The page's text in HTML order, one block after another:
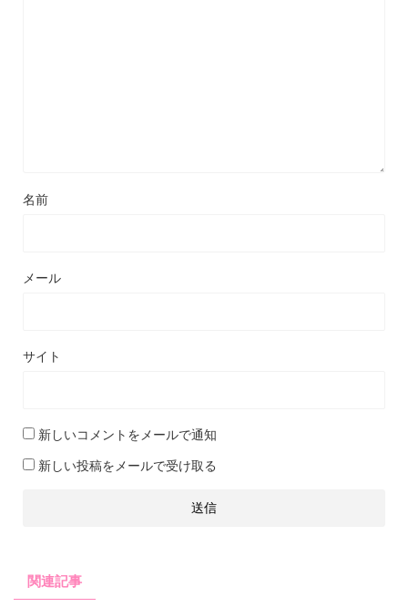
名前
メール
サイト
新しいコメントをメールで通知
新しい投稿をメールで受け取る
関連記事